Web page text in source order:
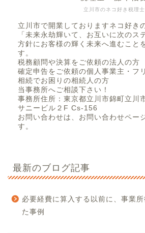
立川市のネコ好き税理士
立川市で開業しておりますネコ好き
「未来永劫輝いて、お互いに次のス
方針にお客様の輝く未来へ進むこと
す。
税務顧問や決算をご依頼の法人の方
確定申告をご依頼の個人事業主・フ
相続でお困りの相続人の方
当事務所へご相談下さい！
事務所住所：東京都立川市錦町立川
サニービル２F Cs-156
お問い合わせは、お問い合わせペー
す。
最新のブログ記事
必要経費に算入する以前に、事業
た事例